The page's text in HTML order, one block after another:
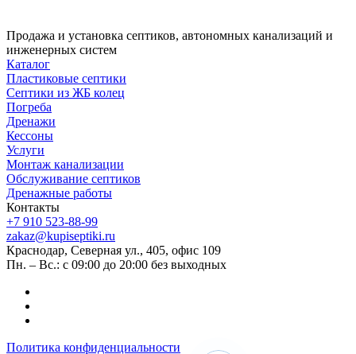
Продажа и установка септиков, автономных канализаций и
инженерных систем
Каталог
Пластиковые септики
Септики из ЖБ колец
Погреба
Дренажи
Кессоны
Услуги
Монтаж канализации
Обслуживание септиков
Дренажные работы
Контакты
+7 910 523-88-99
zakaz@kupiseptiki.ru
Краснодар, Северная ул., 405, офис 109
Пн. – Вс.: с 09:00 до 20:00 без выходных
Политика конфиденциальности